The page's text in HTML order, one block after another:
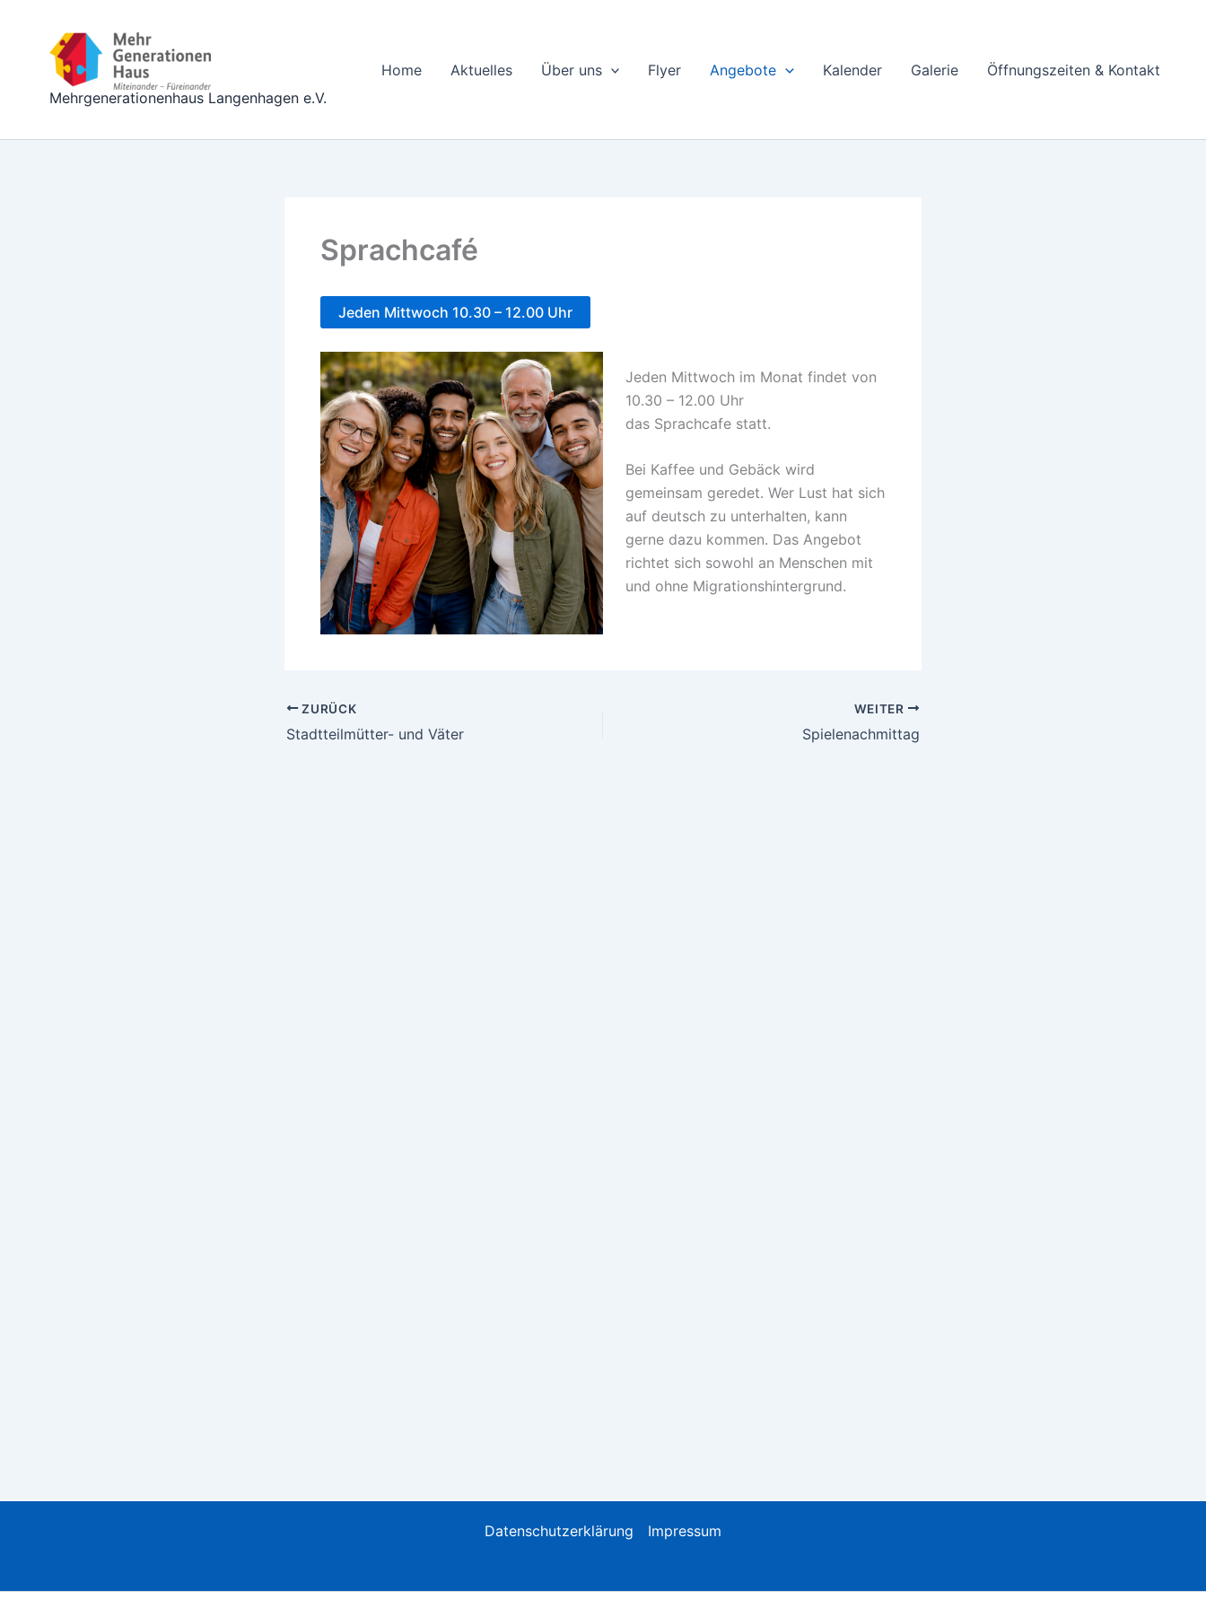
springen
Mehrgenerationenhaus Langenhagen e.V.
Home Aktuelles Über uns Flyer Angebote Kalender Galerie Öffnungszeiten & Kontakt
Sprachcafé
Jeden Mittwoch 10.30 – 12.00 Uhr
Jeden Mittwoch im Monat findet von
10.30 – 12.00 Uhr
das Sprachcafe statt.
Bei Kaffee und Gebäck wird
gemeinsam geredet. Wer Lust hat sich
auf deutsch zu unterhalten, kann
gerne dazu kommen. Das Angebot
richtet sich sowohl an Menschen mit
und ohne Migrationshintergrund.
ZURÜCK
Stadtteilmütter- und Väter
WEITER
Spielenachmittag
Datenschutzerklärung Impressum